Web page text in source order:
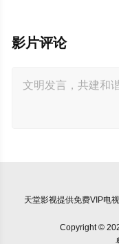
影片评论
天堂影视提供免费VIP电
Copyright ©